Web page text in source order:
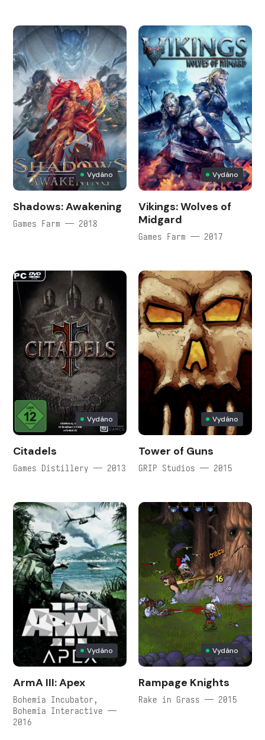
Vydáno
Shadows: Awakening
Games Farm — 2018
Vydáno
Vikings: Wolves of
Midgard
Games Farm — 2017
Vydáno
Citadels
Games Distillery — 2013
Vydáno
Tower of Guns
GRIP Studios — 2015
Vydáno
ArmA III: Apex
Bohemia Incubator,
Bohemia Interactive —
2016
Vydáno
Rampage Knights
Rake in Grass — 2015